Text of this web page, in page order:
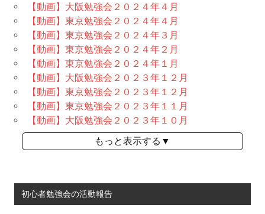
【動画】大阪勉強会２０２４年４月
【動画】東京勉強会２０２４年４月
【動画】東京勉強会２０２４年３月
【動画】東京勉強会２０２４年２月
【動画】東京勉強会２０２４年１月
【動画】大阪勉強会２０２３年１２月
【動画】東京勉強会２０２３年１２月
【動画】東京勉強会２０２３年１１月
【動画】大阪勉強会２０２３年１０月
もっと表示する▼
初心者勉強会の活動報告